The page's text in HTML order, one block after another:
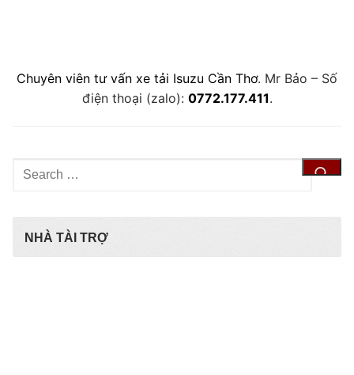
Chuyên viên tư vấn xe tải Isuzu Cần Thơ. Mr Bảo – Số
điện thoại (zalo): 0772.177.411.
Tìm
kiếm
NHÀ TÀI TRỢ